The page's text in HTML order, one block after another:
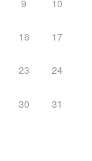
9 10
16 17
23 24
30 31